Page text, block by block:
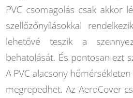
PVC csomagolás csak akkor
szellőzőnyílásokkal
lehetővé teszik a
behatolását. És pontosan ezt
A PVC alacsony
megrepedhet. Az AeroCover